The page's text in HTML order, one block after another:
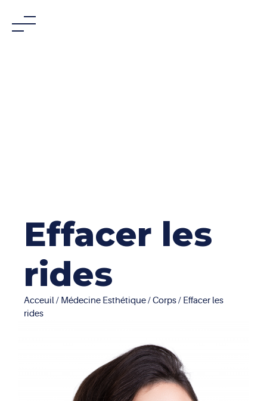
content
Effacer les
rides
Acceuil/ Médecine Esthétique/Corps/ Effacer les
rides